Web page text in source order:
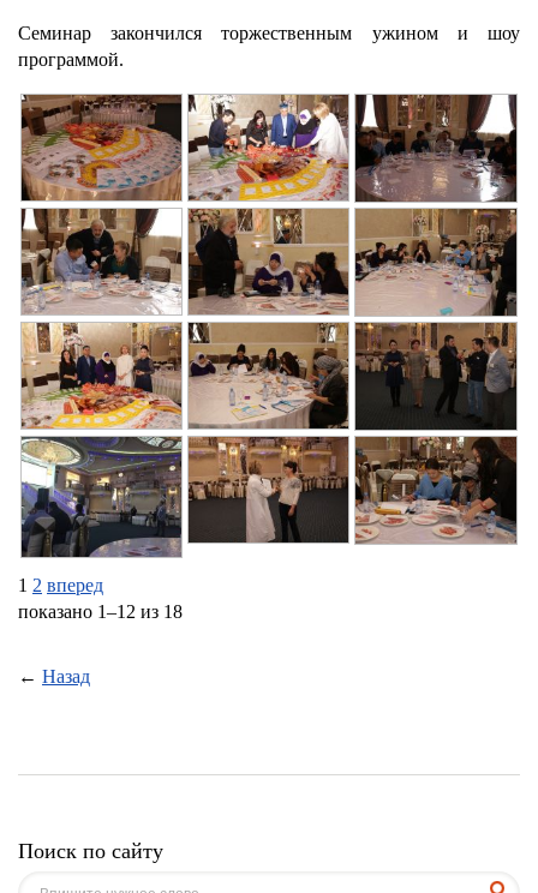
Семинар закончился торжественным ужином и шоу
программой.
1 2 вперед
показано 1–12 из 18
← Назад
Поиск по сайту